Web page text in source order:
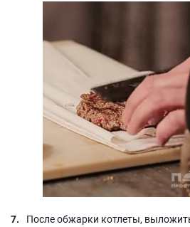
После обжарки котлеты,